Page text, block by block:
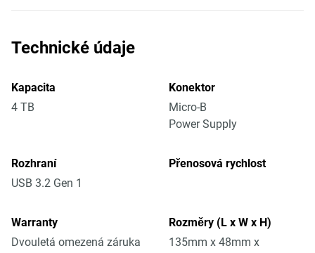
Technické údaje
Kapacita
4 TB
Konektor
Micro-B
Power Supply
Rozhraní
USB 3.2 Gen 1
Přenosová rychlost
Warranty
Dvouletá omezená záruka
Rozměry (L x W x H)
135mm x 48mm x